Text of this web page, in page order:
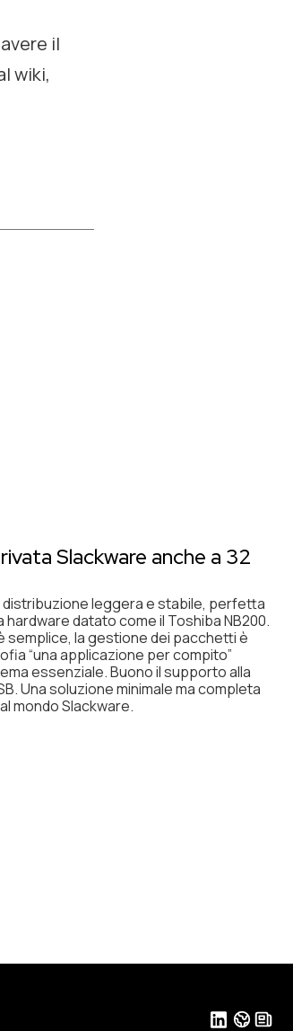
il
wiki,
Slackware anche a 32
distribuzione leggera e stabile, perfetta
hardware datato come il Toshiba NB200.
semplice, la gestione dei pacchetti è
“una applicazione per compito”
essenziale. Buono il supporto alla
Una soluzione minimale ma completa
mondo Slackware.